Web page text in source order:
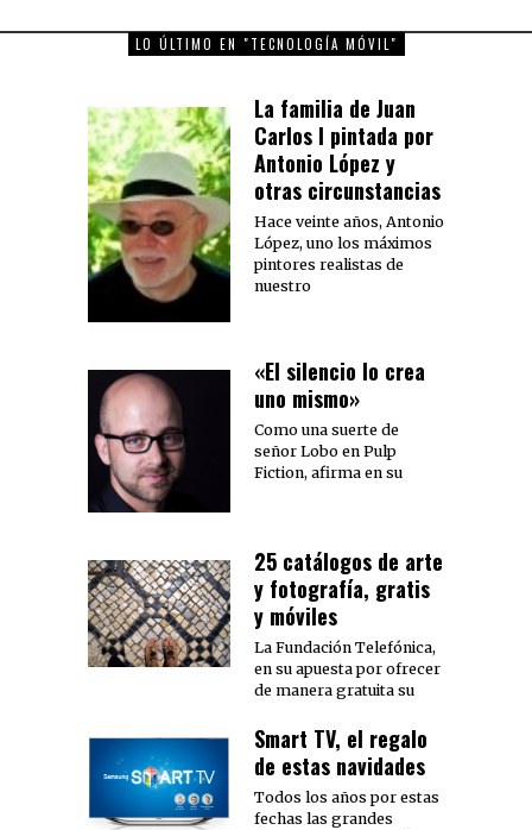
LO ÚLTIMO EN "TECNOLOGÍA MÓVIL"
La familia de Juan
Carlos I pintada por
Antonio López y
otras circunstancias
Hace veinte años, Antonio
López, uno los máximos
pintores realistas de
nuestro
«El silencio lo crea
uno mismo»
Como una suerte de
señor Lobo en Pulp
Fiction, afirma en su
25 catálogos de arte
y fotografía, gratis
y móviles
La Fundación Telefónica,
en su apuesta por ofrecer
de manera gratuita su
Smart TV, el regalo
de estas navidades
Todos los años por estas
fechas las grandes